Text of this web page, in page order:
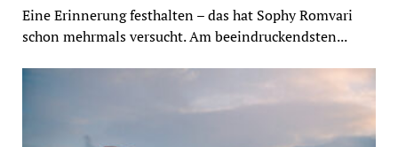
Eine Erinnerung festhalten – das hat Sophy Romvari
schon mehrmals versucht. Am beeindruckendsten...